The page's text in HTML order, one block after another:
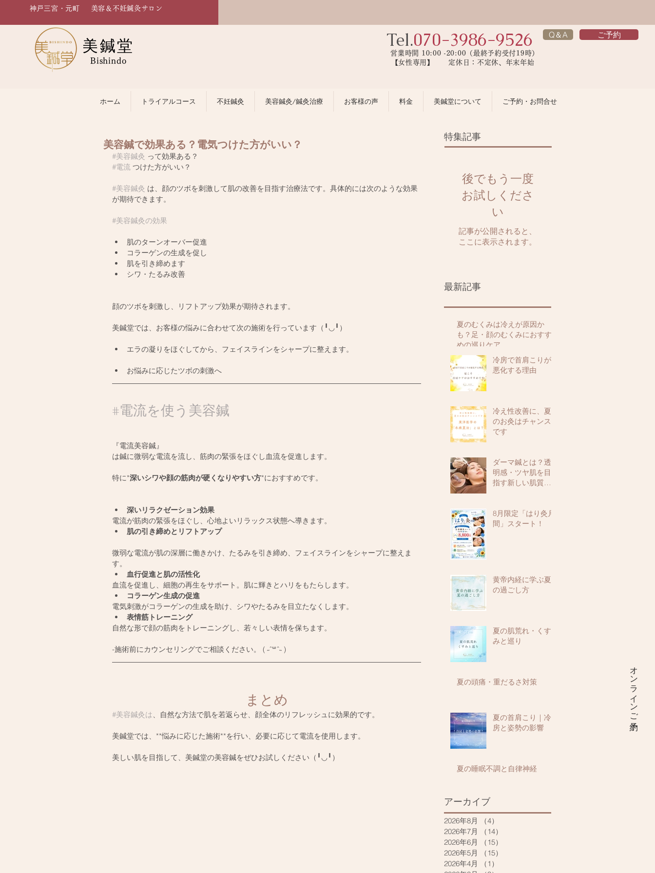
神戸三宮・元町 美容＆不妊鍼灸サロン
美鍼堂
Bishindo
Tel.070-3986-9526
営業時間 10:00 -20:00（最終予約受付19時）
【女性専用】 定休日：不定休、年末年始
Q＆A ご予約
ホーム トライアルコース 不妊鍼灸 美容鍼灸/鍼灸治療 お客様の声 料金 美鍼堂について ご予約・お問合せ
オンラインご予約
美容鍼で効果ある？電気つけた方がいい？
#美容鍼灸 って効果ある？
#電流 つけた方がいい？
#美容鍼灸 は、顔のツボを刺激して肌の改善を目指す治療法です。具体的には次のような効果
が期待できます。
#美容鍼灸の効果
肌のターンオーバー促進
コラーゲンの生成を促し
肌を引き締めます
シワ・たるみ改善
顔のツボを刺激し、リフトアップ効果が期待されます。
美鍼堂では、お客様の悩みに合わせて次の施術を行っています（╹◡╹）
エラの凝りをほぐしてから、フェイスラインをシャープに整えます。
お悩みに応じたツボの刺激へ
#電流を使う美容鍼
『電流美容鍼』
は鍼に微弱な電流を流し、筋肉の緊張をほぐし血流を促進します。
特に*深いシワや顔の筋肉が硬くなりやすい方*におすすめです。
深いリラクゼーション効果
電流が筋肉の緊張をほぐし、心地よいリラックス状態へ導きます。
肌の引き締めとリフトアップ
微弱な電流が肌の深層に働きかけ、たるみを引き締め、フェイスラインをシャープに整えま
す。
血行促進と肌の活性化
血流を促進し、細胞の再生をサポート。肌に輝きとハリをもたらします。
コラーゲン生成の促進
電気刺激がコラーゲンの生成を助け、シワやたるみを目立たなくします。
表情筋トレーニング
自然な形で顔の筋肉をトレーニングし、若々しい表情を保ちます。
-施術前にカウンセリングでご相談ください。 ( ˶ˆ꒳ˆ˵ )
まとめ
#美容鍼灸は、自然な方法で肌を若返らせ、顔全体のリフレッシュに効果的です。
美鍼堂では、**悩みに応じた施術**を行い、必要に応じて電流を使用します。
美しい肌を目指して、美鍼堂の美容鍼をぜひお試しください（╹◡╹）
特集記事
後でもう一度
お試しくださ
い
記事が公開されると、
ここに表示されます。
最新記事
夏のむくみは冷えが原因か
も？足・顔のむくみにおすす
めの巡りケア
冷房で首肩こりが
悪化する理由
冷え性改善に、夏
のお灸はチャンス
です
ダーマ鍼とは？透
明感・ツヤ肌を目
指す新しい肌質改
8月限定「はり灸月
間」スタート！
黄帝内経に学ぶ夏
の過ごし方
夏の肌荒れ・くす
みと巡り
夏の頭痛・重だるさ対策
夏の首肩こり｜冷
房と姿勢の影響
夏の睡眠不調と自律神経
アーカイブ
2026年8月 （4）
2026年7月
（14）
2026年6月
（15）
2026年5月
（15）
2026年4月
（1）